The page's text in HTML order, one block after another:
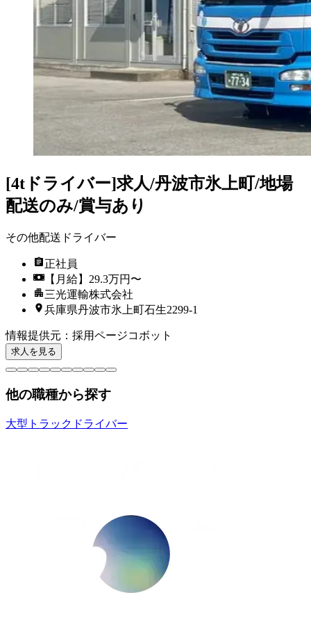
[4tドライバー]求人/丹波市氷上町/地場
配送のみ/賞与あり
その他配送ドライバー
正社員
【月給】29.3万円〜
三光運輸株式会社
兵庫県丹波市氷上町石生2299-1
情報提供元 ： 採用ページコボット
求人を見る
他の職種から探す
大型トラックドライバー